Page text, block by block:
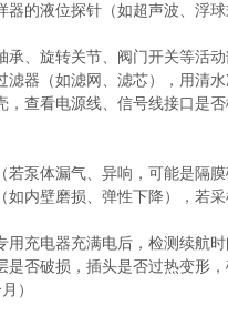
液位探针（如超声波、浮球
旋转关节、阀门开关等活动
（如滤网、滤芯），用清水
看电源线、信号线接口是否
泵体漏气、异响，可能是隔膜
壁磨损、弹性下降），若采
电器充满电后，检测续航时
否破损，插头是否过热变形，
）